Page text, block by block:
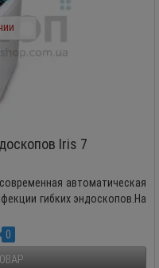
Iris 7
автоматическая
гибких эндоскопов.На
0